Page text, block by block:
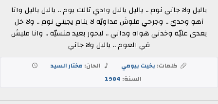
ياليل ولا جاني نوم .. ياليل ياليل وادي تالت يوم .. ياليل ياليل وانا
آهو وحديَ .. وجرحي ملوش مداويّه لا بنام يجيني نوم .. ولا خل
يعدى عليّه وخدني هواه وداني .. لبحور بعيد منسيّه .. وانا مليش
في العوم .. ياليل ولا جاني
كلمات: بخيت بيومي الحان: مختار السيد
السنة: 1984